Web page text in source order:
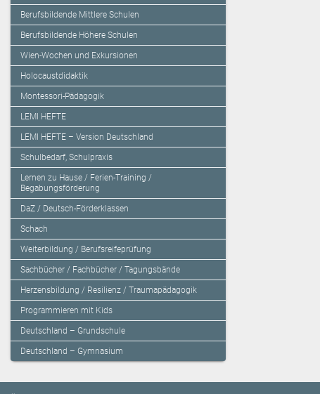
Berufsbildende Mittlere Schulen
Berufsbildende Höhere Schulen
Wien-Wochen und Exkursionen
Holocaustdidaktik
Montessori-Pädagogik
LEMI HEFTE
LEMI HEFTE – Version Deutschland
Schulbedarf, Schulpraxis
Lernen zu Hause / Ferien-Training /
Begabungsförderung
DaZ / Deutsch-Förderklassen
Schach
Weiterbildung / Berufsreifeprüfung
Sachbücher / Fachbücher / Tagungsbände
Herzensbildung / Resilienz / Traumapädagogik
Programmieren mit Kids
Deutschland – Grundschule
Deutschland – Gymnasium